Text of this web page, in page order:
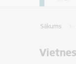
Sākums